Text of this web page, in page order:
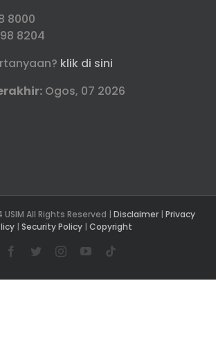
8000
8204
klik di sini
Ogos, 07 2026
All Rights Reserved | Disclaimer| Privacy
| Security Policy| Copyright
Facebook
TwitterInstagramYouTube